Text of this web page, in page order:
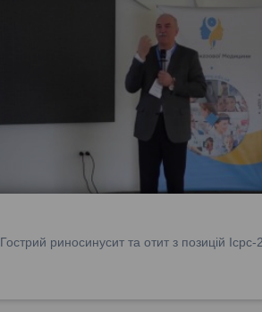
Гострий риносинусит та отит з позицій